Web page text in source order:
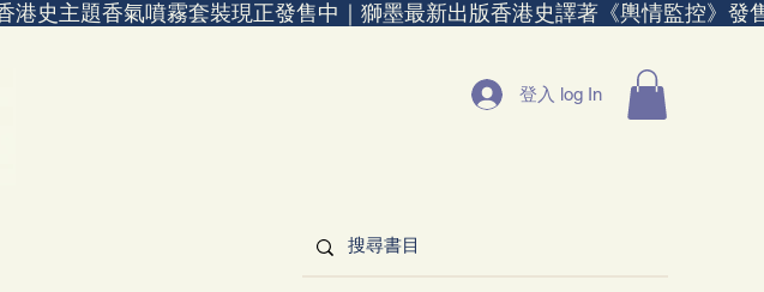
史主題香氣噴霧套裝現正發售中｜
登入 log In